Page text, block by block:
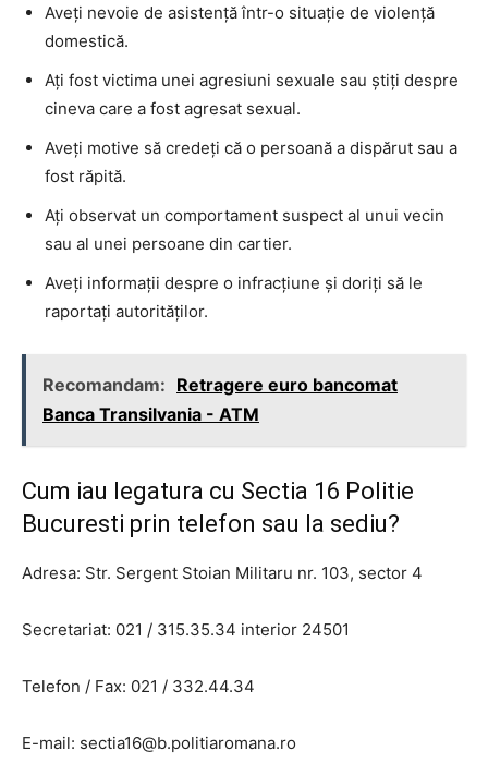
Aveți nevoie de asistență într-o situație de violență
domestică.
Ați fost victima unei agresiuni sexuale sau știți despre
cineva care a fost agresat sexual.
Aveți motive să credeți că o persoană a dispărut sau a
fost răpită.
Ați observat un comportament suspect al unui vecin
sau al unei persoane din cartier.
Aveți informații despre o infracțiune și doriți să le
raportați autorităților.
Recomandam: Retragere euro bancomat
Banca Transilvania - ATM
Cum iau legatura cu Sectia 16 Politie
Bucuresti prin telefon sau la sediu?
Adresa: Str. Sergent Stoian Militaru nr. 103, sector 4
Secretariat: 021 / 315.35.34 interior 24501
Telefon / Fax: 021 / 332.44.34
E-mail: sectia16@b.politiaromana.ro